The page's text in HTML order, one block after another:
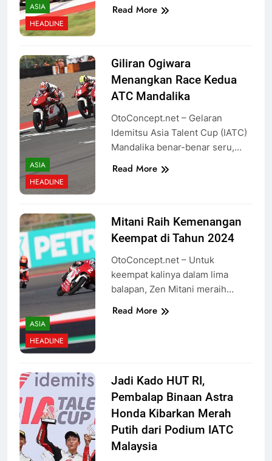
ASIA
HEADLINE
Read More
ASIA
HEADLINE
Giliran Ogiwara
Menangkan Race Kedua
ATC Mandalika
OtoConcept.net – Gelaran
Idemitsu Asia Talent Cup (IATC)
Mandalika benar-benar seru,…
Read More
ASIA
HEADLINE
Mitani Raih Kemenangan
Keempat di Tahun 2024
OtoConcept.net – Untuk
keempat kalinya dalam lima
balapan, Zen Mitani meraih…
Read More
Jadi Kado HUT RI,
Pembalap Binaan Astra
Honda Kibarkan Merah
Putih dari Podium IATC
Malaysia